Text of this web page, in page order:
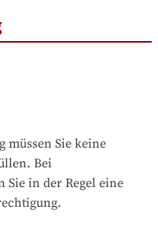
müssen Sie keine
Bei
Sie in der Regel eine